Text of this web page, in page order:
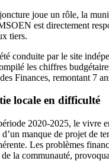
joue un rôle, la
est directement
tiers.
conduite par le site
les chiffres
Finances, remontant 7
locale en difficulté
2020-2025, le vivre
manque de projet de
Les problèmes
la communauté,